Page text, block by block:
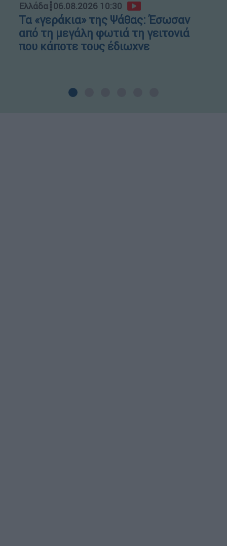
Ελλάδα┋06.08.2026 10:30
Τα «γεράκια» της Ψάθας: Έσωσαν
από τη μεγάλη φωτιά τη γειτονιά
που κάποτε τους έδιωχνε